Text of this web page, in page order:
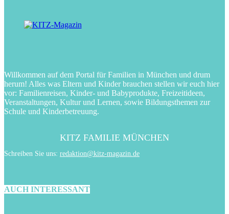
Willkommen auf dem Portal für Familien in München und drum
herum! Alles was Eltern und Kinder brauchen stellen wir euch hier
vor: Familienreisen, Kinder- und Babyprodukte, Freizeitideen,
Veranstaltungen, Kultur und Lernen, sowie Bildungsthemen zur
Schule und Kinderbetreuung.
KITZ FAMILIE MÜNCHEN
Schreiben Sie uns: redaktion@kitz-magazin.de
AUCH INTERESSANT